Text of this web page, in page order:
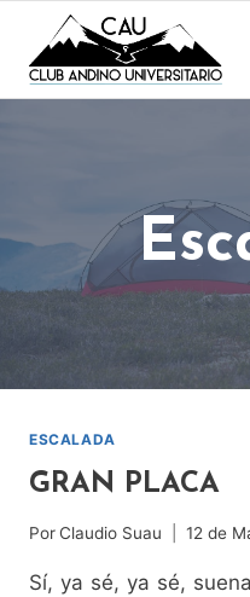
contenido
ESCALADA
GRAN PLACA
PorClaudio Suau 12 de
Sí, ya sé, ya sé,